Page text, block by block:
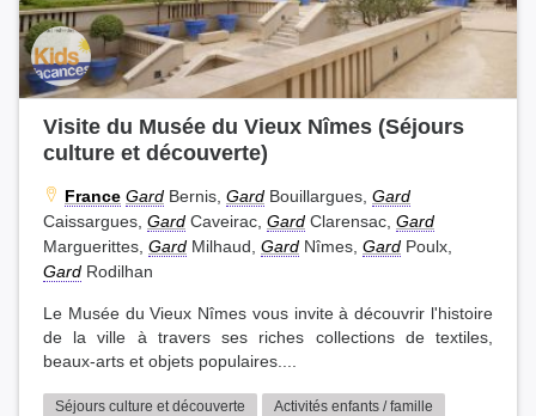
Visite du Musée du Vieux Nîmes (Séjours
culture et découverte)
France Gard Bernis, Gard Bouillargues, Gard
Caissargues, Gard Caveirac, Gard Clarensac, Gard
Marguerittes, Gard Milhaud, Gard Nîmes, Gard Poulx,
Gard Rodilhan
Le Musée du Vieux Nîmes vous invite à découvrir l'histoire
de la ville à travers ses riches collections de textiles,
beaux-arts et objets populaires....
Séjours culture et découverte
Activités enfants / famille